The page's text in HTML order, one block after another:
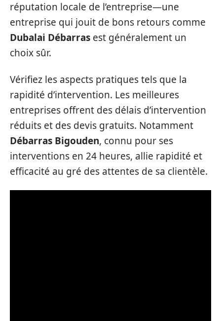
réputation locale de l’entreprise—une
entreprise qui jouit de bons retours comme
Dubalai Débarras est généralement un
choix sûr.
Vérifiez les aspects pratiques tels que la
rapidité d’intervention. Les meilleures
entreprises offrent des délais d’intervention
réduits et des devis gratuits. Notamment
Débarras Bigouden, connu pour ses
interventions en 24 heures, allie rapidité et
efficacité au gré des attentes de sa clientèle.